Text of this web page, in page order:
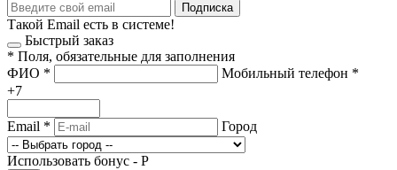
Подписка
Такой Email есть в системе!
Быстрый заказ
* Поля, обязательные для заполнения
ФИО * Мобильный телефон *
+7
Email * Город
Использовать бонус - Р